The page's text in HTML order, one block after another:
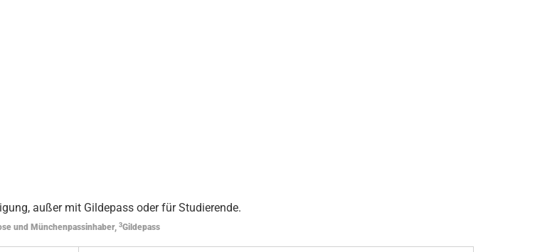
außer mit Gildepass oder für Studierende.
und Münchenpassinhaber, 3Gildepass